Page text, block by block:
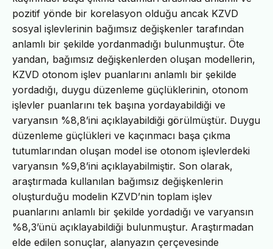
pozitif yönde bir korelasyon olduğu ancak KZVD
sosyal işlevlerinin bağımsız değişkenler tarafından
anlamlı bir şekilde yordanmadığı bulunmuştur. Öte
yandan, bağımsız değişkenlerden oluşan modellerin,
KZVD otonom işlev puanlarını anlamlı bir şekilde
yordadığı, duygu düzenleme güçlüklerinin, otonom
işlevler puanlarını tek başına yordayabildiği ve
varyansın %8,8’ini açıklayabildiği görülmüştür. Duygu
düzenleme güçlükleri ve kaçınmacı başa çıkma
tutumlarından oluşan model ise otonom işlevlerdeki
varyansın %9,8’ini açıklayabilmiştir. Son olarak,
araştırmada kullanılan bağımsız değişkenlerin
oluşturduğu modelin KZVD’nin toplam işlev
puanlarını anlamlı bir şekilde yordadığı ve varyansın
%8,3’ünü açıklayabildiği bulunmuştur. Araştırmadan
elde edilen sonuçlar, alanyazın çerçevesinde